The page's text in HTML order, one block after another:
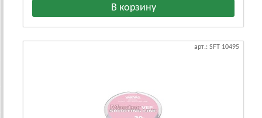
арт.: SFT 10495